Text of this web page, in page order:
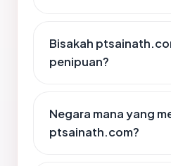
Bisakah
penipuan?
Negara mana yang
ptsainath.com?